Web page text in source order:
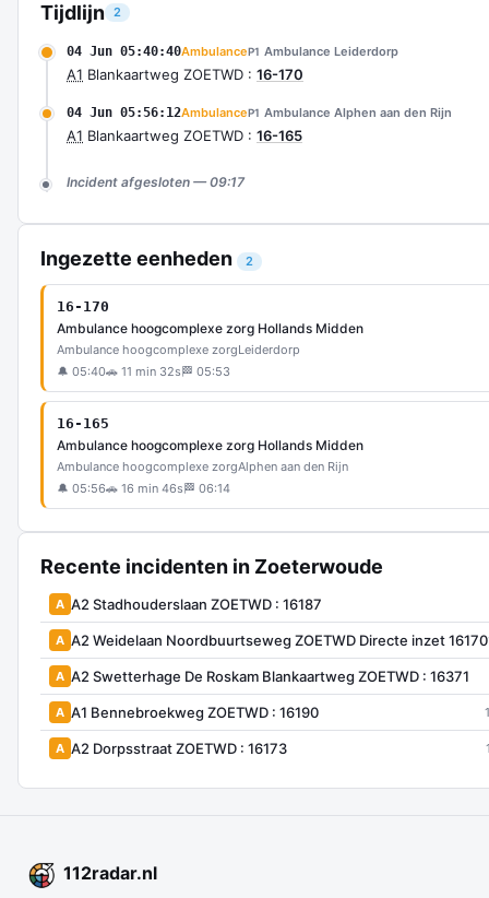
Tijdlijn 2
04 Jun 05:40:40AmbulanceP1 Ambulance Leiderdorp
A1 Blankaartweg ZOETWD : 16-170
04 Jun 05:56:12AmbulanceP1 Ambulance Alphen aan den Rijn
A1 Blankaartweg ZOETWD : 16-165
Incident afgesloten — 09:17
Ingezette eenheden 2
16-170
Ambulance hoogcomplexe zorg Hollands Midden
Ambulance hoogcomplexe zorgLeiderdorp
🔔 05:40🚗 11 min 32s 🏁 05:53
16-165
Ambulance hoogcomplexe zorg Hollands Midden
Ambulance hoogcomplexe zorgAlphen aan den Rijn
🔔 05:56🚗 16 min 46s 🏁 06:14
Recente incidenten in Zoeterwoude
A A2 Stadhouderslaan ZOETWD : 16187
A A2 Weidelaan Noordbuurtseweg ZOETWD Directe inzet 16170
A A2 Swetterhage De Roskam Blankaartweg ZOETWD : 16371
A A1 Bennebroekweg ZOETWD : 16190
A A2 Dorpsstraat ZOETWD : 16173
112radar.nl